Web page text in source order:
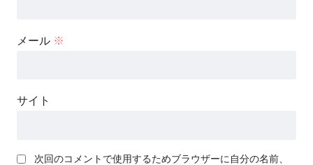
メール ※
サイト
次回のコメントで使用するためブラウザーに自分の名前、